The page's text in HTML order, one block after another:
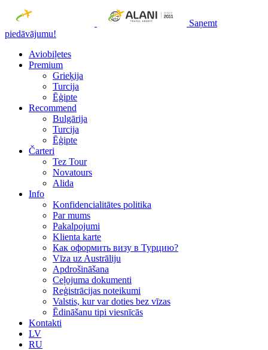
Saņemt
piedāvājumu!
Aviobiļetes
Premium
Grieķija
Turcija
Ēģipte
Recommend
Bulgārija
Turcija
Ēģipte
Čarteri
Tez Tour
Novatours
Alida
Info
Konfidencialitātes politika
Par mums
Рakalpojumi
Klienta karte
Как оформить визу в Турцию?
Vīza uz Austrāliju
Apdrošināšana
Ceļojuma dokumenti
Reģistrācijas noteikumi
Valstis, kur var doties bez vīzas
Ēdināšanu tipi viesnīcās
Kontakti
LV
RU